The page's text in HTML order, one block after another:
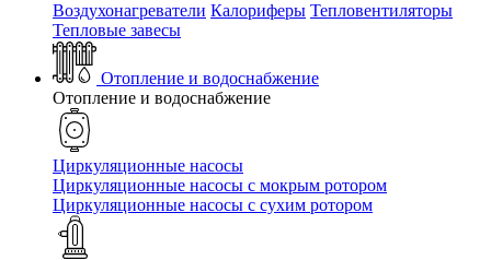
Воздухонагреватели Калориферы Тепловентиляторы
Тепловые завесы
Отопление и водоснабжение
Отопление и водоснабжение
Циркуляционные насосы
Циркуляционные насосы с мокрым ротором
Циркуляционные насосы с сухим ротором